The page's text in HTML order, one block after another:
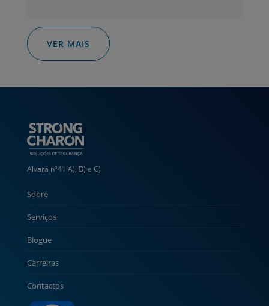
VER MAIS
Alvará nº41 A), B) e C)
Sobre
Serviços
Blogue
Carreiras
Contactos